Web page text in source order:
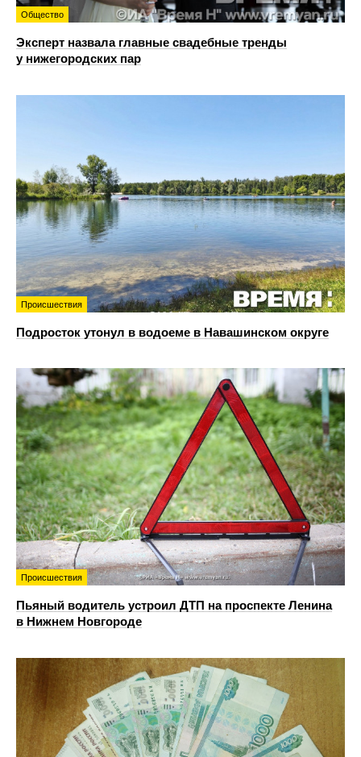
Общество
Эксперт назвала главные свадебные тренды
у нижегородских пар
Происшествия
Подросток утонул в водоеме в Навашинском округе
Происшествия
Пьяный водитель устроил ДТП на проспекте Ленина
в Нижнем Новгороде